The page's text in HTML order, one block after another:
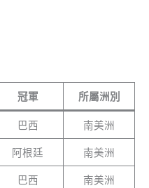
冠軍 所屬洲別
巴西
南美洲
阿根廷
南美洲
巴西 南美洲